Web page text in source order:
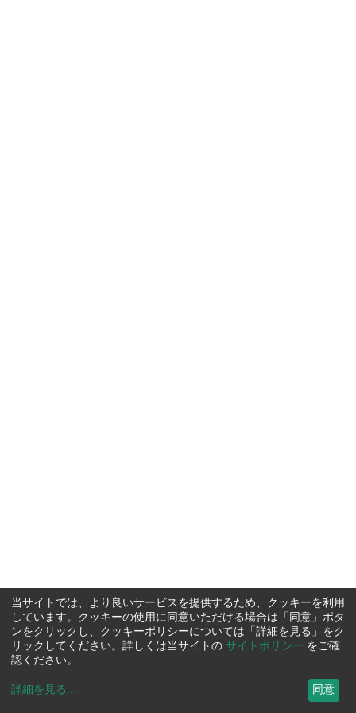
当サイトでは、より良いサービスを提供するため、クッキーを利用
しています。クッキーの使用に同意いただける場合は「同意」ボタ
ンをクリックし、クッキーポリシーについては「詳細を見る」をク
リックしてください。詳しくは当サイトの サイトポリシー をご確
認ください。
詳細を見る ... 同意